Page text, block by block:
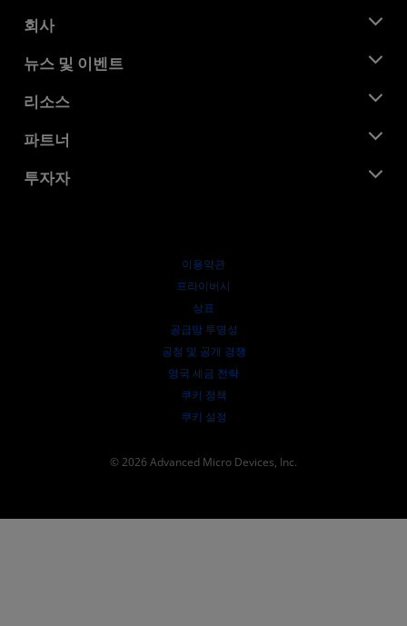
회사
AMD 소개
기업의 사회적 책임
채용
문의하기
뉴스 및 이벤트
뉴스룸
미디어 라이브러리
리소스
개발자 센트럴
사례 연구
파트너
AMD 파트너 허브
투자자
이용약관
프라이버시
상표
공급망 투명성
공정 및 공개 경쟁
영국 세금 전략
쿠키 정책
쿠키 설정
© 2026 Advanced Micro Devices, Inc.